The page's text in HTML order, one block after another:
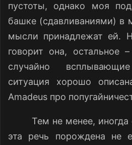
пустоты, однако моя
башке (сдавливаниями) в
мысли принадлежат ей.
говорит она, остальное
случайно
ситуация хорошо
Amadeus про
Тем не менее,
эта речь порождена